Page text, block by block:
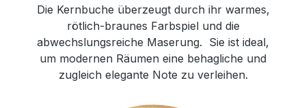
Die Kernbuche überzeugt durch ihr warmes,
rötlich-braunes Farbspiel und die
abwechslungsreiche Maserung. Sie ist ideal,
um modernen Räumen eine behagliche und
zugleich elegante Note zu verleihen.